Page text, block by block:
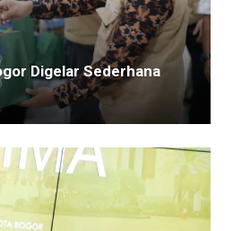
Digelar Sederhana